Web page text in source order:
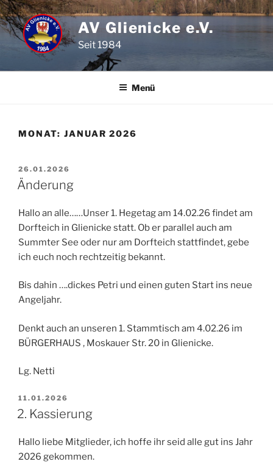
Zum
Inhalt
springen
AV Glienicke e.V.
Seit 1984
Menü
MONAT: JANUAR 2026
VERÖFFENTLICHT
AM
26.01.2026
Änderung
Hallo an alle……Unser 1. Hegetag am 14.02.26 findet am
Dorfteich in Glienicke statt. Ob er parallel auch am
Summter See oder nur am Dorfteich stattfindet, gebe
ich euch noch rechtzeitig bekannt.
Bis dahin ….dickes Petri und einen guten Start ins neue
Angeljahr.
Denkt auch an unseren 1. Stammtisch am 4.02.26 im
BÜRGERHAUS , Moskauer Str. 20 in Glienicke.
Lg. Netti
VERÖFFENTLICHT
AM
11.01.2026
2. Kassierung
Hallo liebe Mitglieder, ich hoffe ihr seid alle gut ins Jahr
2026 gekommen.